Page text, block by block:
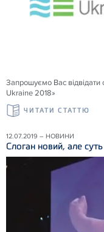
Запрошуємо Вас відвідати
Ukraine 2018»
ЧИТАТИ СТАТТЮ
12.07.2019 – НОВИНИ
Слоган новий, але